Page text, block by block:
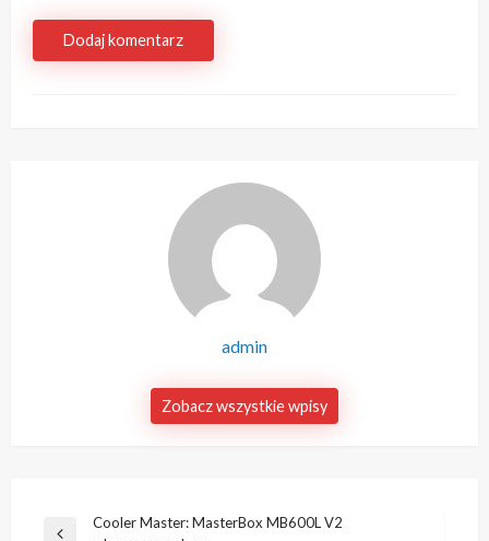
Dodaj komentarz
admin
Zobacz wszystkie wpisy
Nawigacja
Cooler Master: MasterBox MB600L V2